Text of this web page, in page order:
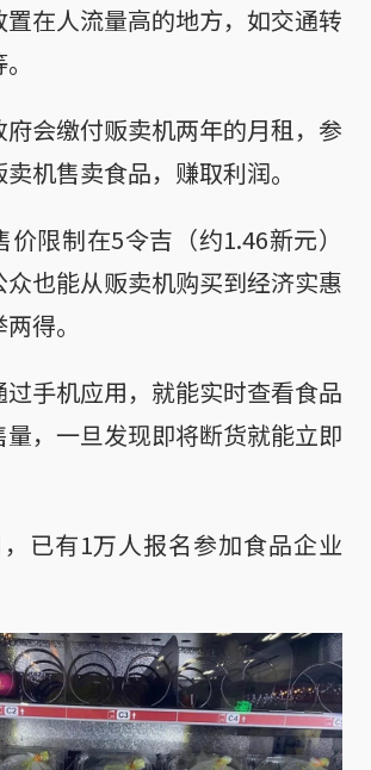
在人流量高的地方，如交通转
会缴付贩卖机两年的月租，参
机售卖食品，赚取利润。
限制在5令吉（约1.46新元）
众也能从贩卖机购买到经济实惠
得。
手机应用，就能实时查看食品
，一旦发现即将断货就能立即
已有1万人报名参加食品企业